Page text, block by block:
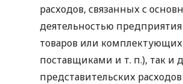
расходов, связанных с
деятельностью предприятия
товаров или
поставщиками и т. п.), так и
представительских расходов